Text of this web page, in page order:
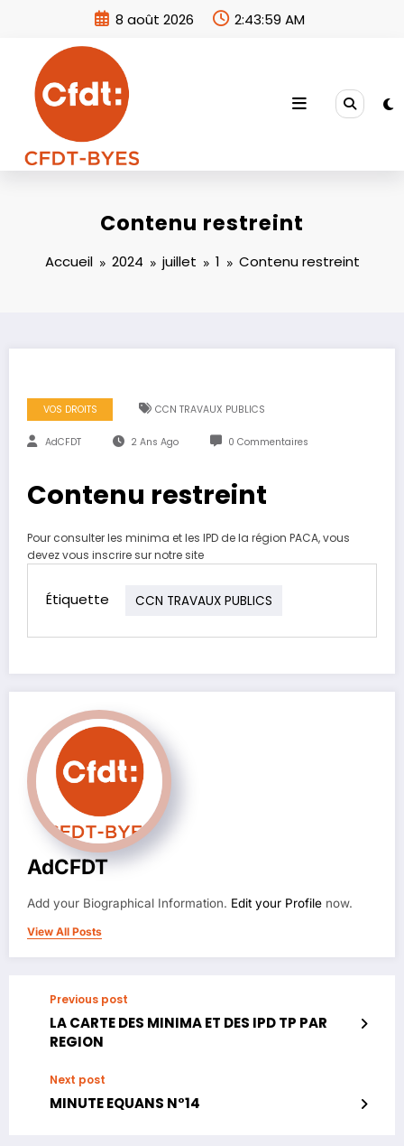
8 août 2026 2:43:59 AM
Contenu restreint
Accueil 2024 juillet 1 Contenu restreint
VOS DROITS CCN TRAVAUX PUBLICS
AdCFDT 2 Ans Ago 0 Commentaires
Contenu restreint
Pour consulter les minima et les IPD de la région PACA, vous
devez vous inscrire sur notre site
Étiquette CCN TRAVAUX PUBLICS
AdCFDT
Add your Biographical Information. Edit your Profile now.
View All Posts
Previous post
LA CARTE DES MINIMA ET DES IPD TP PAR
REGION
Next post
MINUTE EQUANS N°14